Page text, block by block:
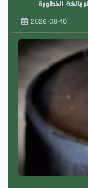
بالغة الخطورة
2026-08-10